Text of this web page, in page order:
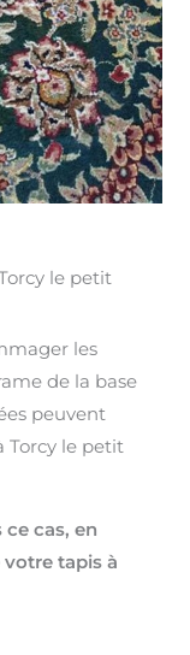
le petit
les
de la base
peuvent
Torcy le petit
cas, en
tapis à